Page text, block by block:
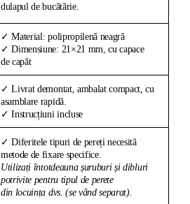
dulapul de bucătărie.
✓ Material: polipropilenă neagră
✓ Dimensiune: 21×21 mm, cu capace
de capăt
✓ Livrat demontat, ambalat compact, cu
asamblare rapidă.
✓ Instrucțiuni incluse
✓ Diferitele tipuri de pereți necesită
metode de fixare specifice.
Utilizați întotdeauna șuruburi și dibluri
potrivite pentru tipul de perete
din locuința dvs. (se vând separat).